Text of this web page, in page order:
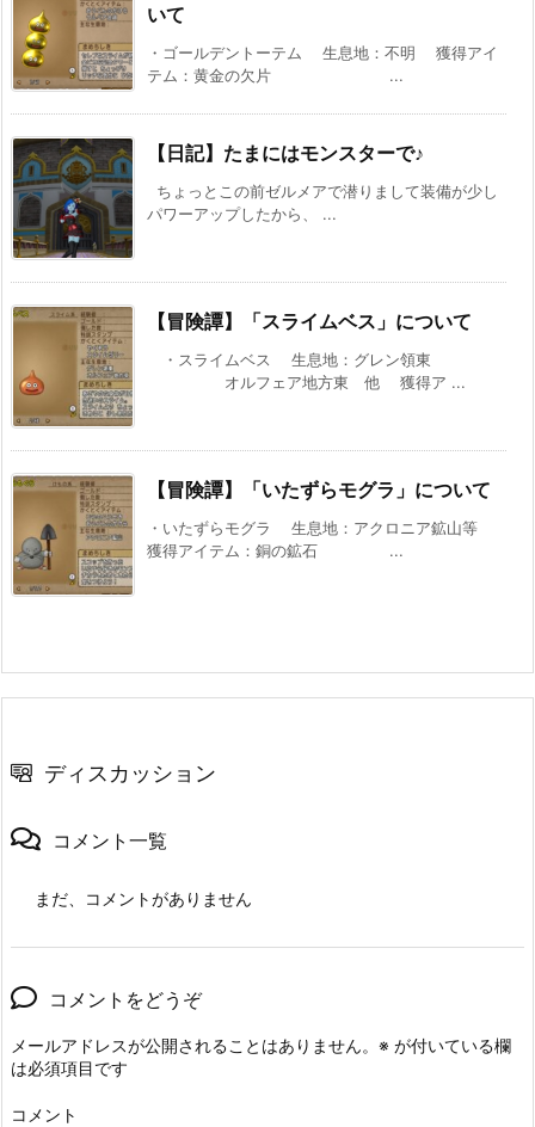
いて
・ゴールデントーテム 生息地：不明 獲得アイ
テム：黄金の欠片 ...
【日記】たまにはモンスターで♪
ちょっとこの前ゼルメアで潜りまして装備が少し
パワーアップしたから、 ...
【冒険譚】「スライムベス」について
・スライムベス 生息地：グレン領東
オルフェア地方東 他 獲得ア ...
【冒険譚】「いたずらモグラ」について
・いたずらモグラ 生息地：アクロニア鉱山等
獲得アイテム：銅の鉱石 ...
ディスカッション
コメント一覧
まだ、コメントがありません
コメントをどうぞ
メールアドレスが公開されることはありません。 ※ が付いている欄
は必須項目です
コメント